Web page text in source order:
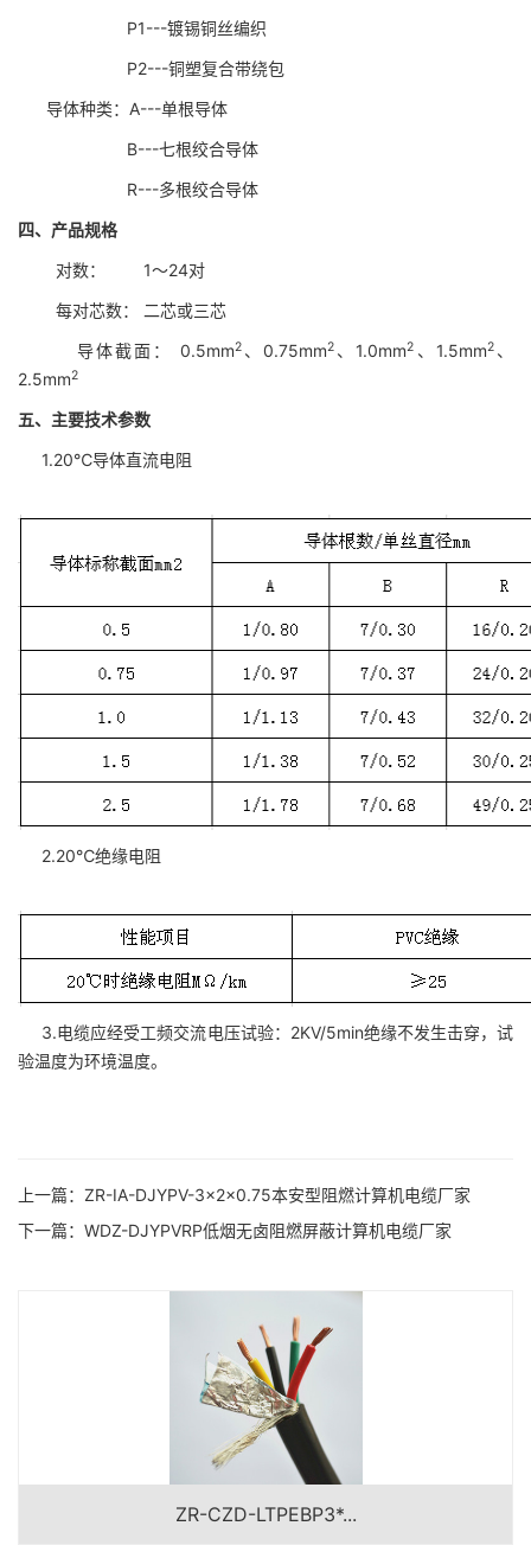
P1---镀锡铜丝编织
P2---铜塑复合带绕包
导体种类：A---单根导体
B---七根绞合导体
R---多根绞合导体
四、产品规格
对数： 1～24对
每对芯数： 二芯或三芯
导体截面： 0.5mm2、0.75mm2 、1.0mm2 、1.5mm2、
2.5mm2
五、主要技术参数
1.20℃导体直流电阻
2.20℃绝缘电阻
3.电缆应经受工频交流电压试验：2KV/5min绝缘不发生击穿，试
验温度为环境温度。
上一篇： ZR-IA-DJYPV-3×2×0.75本安型阻燃计算机电缆厂家
下一篇： WDZ-DJYPVRP低烟无卤阻燃屏蔽计算机电缆厂家
ZR-CZD-LTPEBP3*...